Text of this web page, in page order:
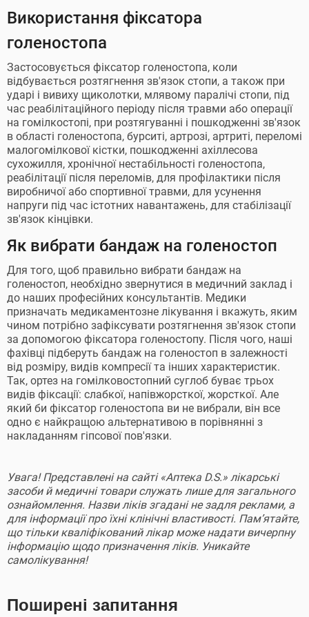
Використання фіксатора
голеностопа
Застосовується фіксатор голеностопа, коли
відбувається розтягнення зв'язок стопи, а також при
ударі і вивиху щиколотки, млявому паралічі стопи, під
час реабілітаційного періоду після травми або операції
на гомілкостопі, при розтягуванні і пошкодженні зв'язок
в області голеностопа, бурситі, артрозі, артриті, переломі
малогомілкової кістки, пошкодженні ахіллесова
сухожилля, хронічної нестабільності голеностопа,
реабілітації після переломів, для профілактики після
виробничої або спортивної травми, для усунення
напруги під час істотних навантажень, для стабілізації
зв'язок кінцівки.
Як вибрати бандаж на голеностоп
Для того, щоб правильно вибрати бандаж на
голеностоп, необхідно звернутися в медичний заклад і
до наших професійних консультантів. Медики
призначать медикаментозне лікування і вкажуть, яким
чином потрібно зафіксувати розтягнення зв'язок стопи
за допомогою фіксатора голеностопу. Після чого, наші
фахівці підберуть бандаж на голеностоп в залежності
від розміру, видів компресії та інших характеристик.
Так, ортез на гомілковостопний суглоб буває трьох
видів фіксації: слабкої, напівжорсткої, жорсткої. Але
який би фіксатор голеностопа ви не вибрали, він все
одно є найкращою альтернативою в порівнянні з
накладанням гіпсової пов'язки.
Увага! Представлені на сайті «Аптека D.S.» лікарські
засоби й медичні товари служать лише для загального
ознайомлення. Назви ліків згадані не задля реклами, а
для інформації про їхні клінічні властивості. Пам’ятайте,
що тільки кваліфікований лікар може надати вичерпну
інформацію щодо призначення ліків. Уникайте
самолікування!
Поширені запитання